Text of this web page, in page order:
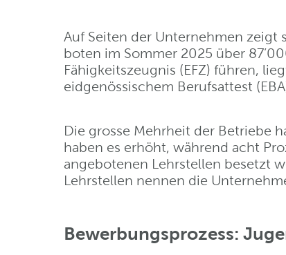
Auf Seiten der Unternehmen zeigt
boten im Sommer 2025 über
Fähigkeitszeugnis (EFZ) führen,
eidgenössischem Berufsattest
Die grosse Mehrheit der Betriebe
haben es erhöht, während acht
angebotenen Lehrstellen besetzt
Lehrstellen nennen die
Bewerbungsprozess: